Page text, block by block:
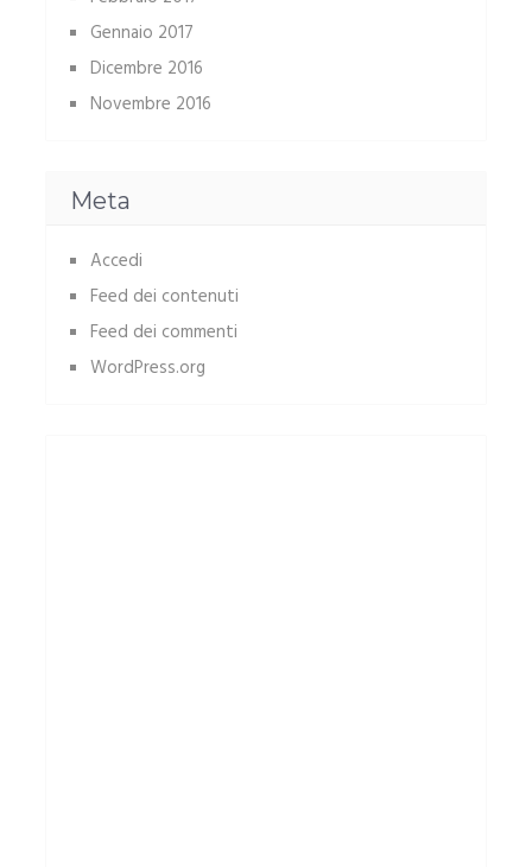
Gennaio 2017
Dicembre 2016
Novembre 2016
Meta
Accedi
Feed dei contenuti
Feed dei commenti
WordPress.org